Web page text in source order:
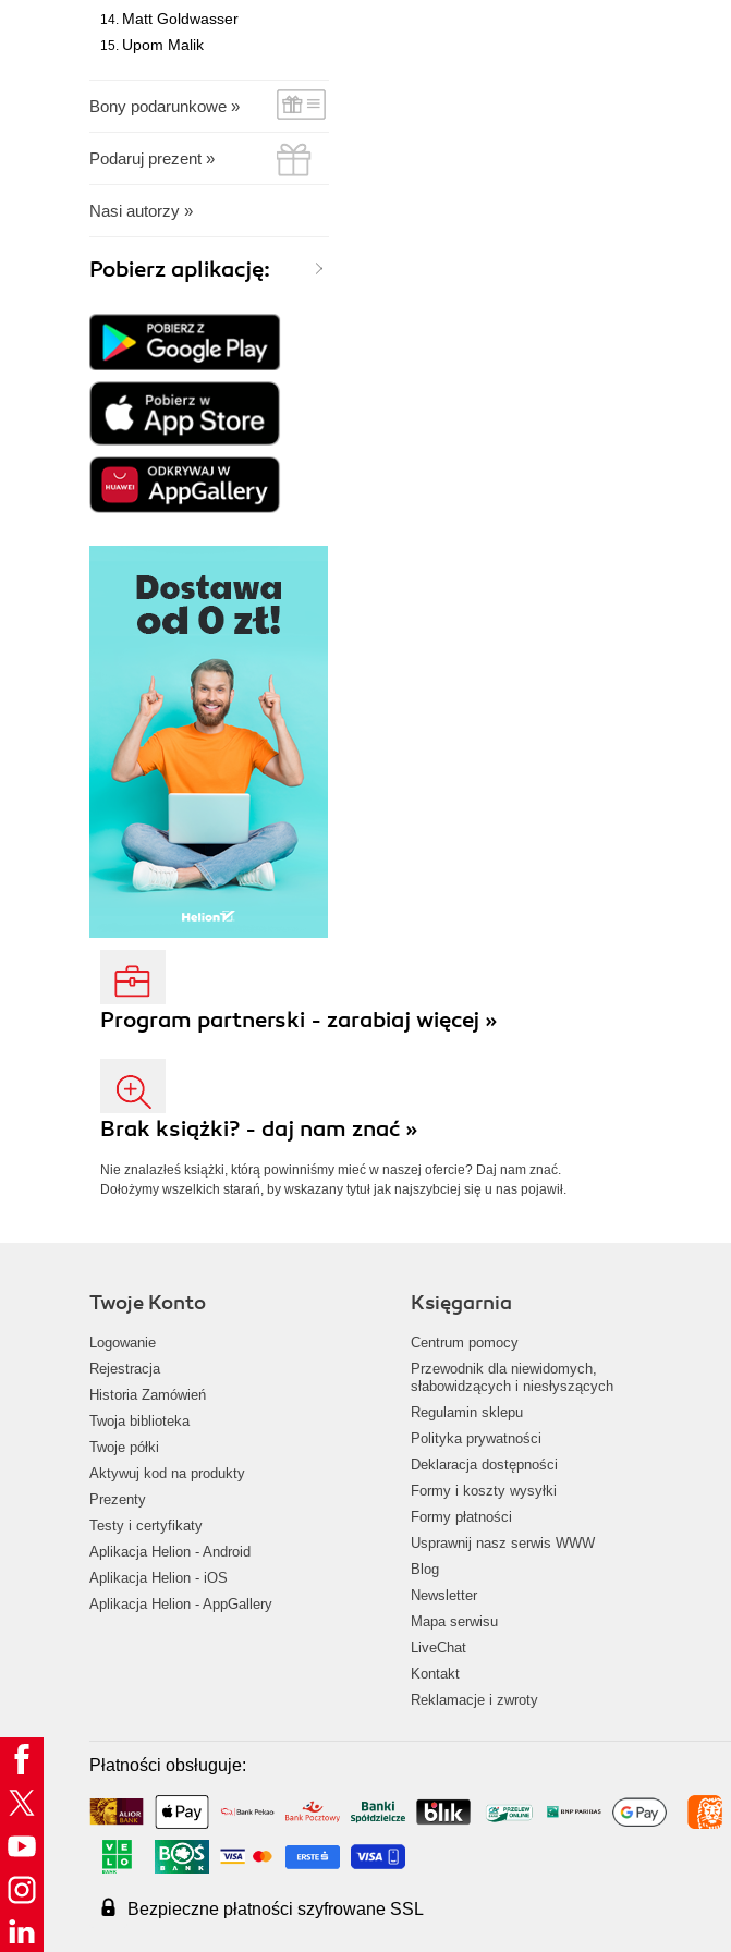
Matt Goldwasser
Upom Malik
Bony podarunkowe »
Podaruj prezent »
Nasi autorzy »
Pobierz aplikację:
Program partnerski - zarabiaj więcej »
Brak książki? - daj nam znać »
Nie znalazłeś książki, którą powinniśmy mieć w naszej ofercie? Daj nam znać.
Dołożymy wszelkich starań, by wskazany tytuł jak najszybciej się u nas pojawił.
Twoje Konto
Logowanie
Rejestracja
Historia Zamówień
Twoja biblioteka
Twoje półki
Aktywuj kod na produkty
Prezenty
Testy i certyfikaty
Aplikacja Helion - Android
Aplikacja Helion - iOS
Aplikacja Helion - AppGallery
Księgarnia
Centrum pomocy
Przewodnik dla niewidomych,
słabowidzących i niesłyszących
Regulamin sklepu
Polityka prywatności
Deklaracja dostępności
Formy i koszty wysyłki
Formy płatności
Usprawnij nasz serwis WWW
Blog
Newsletter
Mapa serwisu
LiveChat
Kontakt
Reklamacje i zwroty
Płatności obsługuje:
Bezpieczne płatności szyfrowane SSL